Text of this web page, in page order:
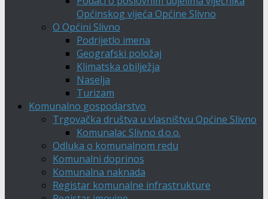
Općinskog vijeća Općine Slivno
O Općini Slivno
Podrijetlo imena
Geografski položaj
Klimatska obilježja
Naselja
Turizam
Komunalno gospodarstvo
Trgovačka društva u vlasništvu Općine Slivno
Komunalac Slivno d.o.o.
Odluka o komunalnom redu
Komunalni doprinos
Komunalna naknada
Registar komunalne infrastrukture